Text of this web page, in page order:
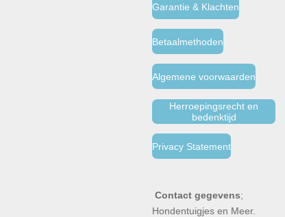
Garantie & Klachten
Betaalmethoden
Algemene voorwaarden
Herroepingsrecht en
bedenktijd
Privacy Statement
Contact gegevens;
Hondentuigjes en Meer.